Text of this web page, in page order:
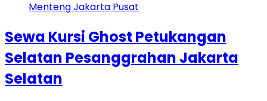
Sewa Kursi Ghost Petukangan
Selatan Pesanggrahan Jakarta
Selatan